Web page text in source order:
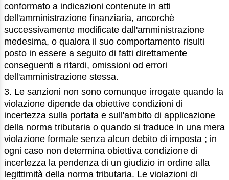
conformato a indicazioni contenute in atti
dell'amministrazione finanziaria, ancorchè
successivamente modificate dall'amministrazione
medesima, o qualora il suo comportamento risulti
posto in essere a seguito di fatti direttamente
conseguenti a ritardi, omissioni od errori
dell'amministrazione stessa.
3. Le sanzioni non sono comunque irrogate quando la
violazione dipende da obiettive condizioni di
incertezza sulla portata e sull'ambito di applicazione
della norma tributaria o quando si traduce in una mera
violazione formale senza alcun debito di imposta ; in
ogni caso non determina obiettiva condizione di
incertezza la pendenza di un giudizio in ordine alla
legittimità della norma tributaria. Le violazioni di